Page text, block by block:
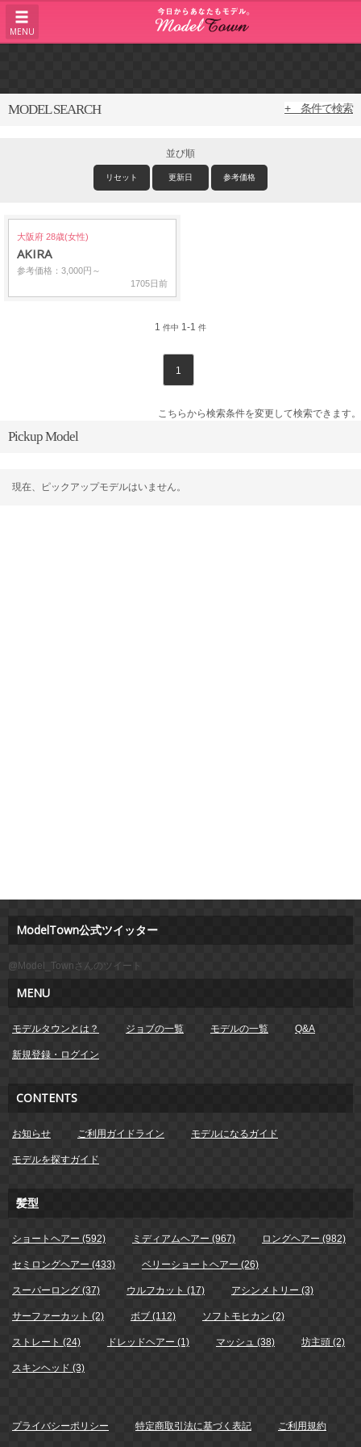
MENU
MODEL SEARCH + 条件で検索
並び順
リセット 更新日 参考価格
大阪府 28歳(女性)
AKIRA
参考価格：3,000円～
1705日前
1 件中 1-1 件
1
こちらから検索条件を変更して検索できます。
Pickup Model
現在、ピックアップモデルはいません。
ModelTown公式ツイッター
@Model_Townさんのツイート
MENU
モデルタウンとは？ ジョブの一覧 モデルの一覧 Q&A
新規登録・ログイン
CONTENTS
お知らせ ご利用ガイドライン モデルになるガイド
モデルを探すガイド
髪型
ショートヘアー (592) ミディアムヘアー (967) ロングヘアー (982)
セミロングヘアー (433) ベリーショートヘアー (26)
スーパーロング (37) ウルフカット (17) アシンメトリー (3)
サーファーカット (2) ボブ (112) ソフトモヒカン (2)
ストレート (24) ドレッドヘアー (1) マッシュ (38) 坊主頭 (2)
スキンヘッド (3)
プライバシーポリシー 特定商取引法に基づく表記 ご利用規約